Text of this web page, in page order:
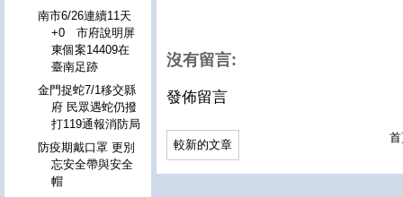
沒有留言:
發佈留言
較新的文章
南市6/26連續11天
+0 市府說明屏
東個案14409在
臺南足跡
金門捉蛇7/1移交縣
府 民眾遇蛇仍撥
打119通報消防局
防疫期戴口罩 更別
忘安全帶與安全
帽